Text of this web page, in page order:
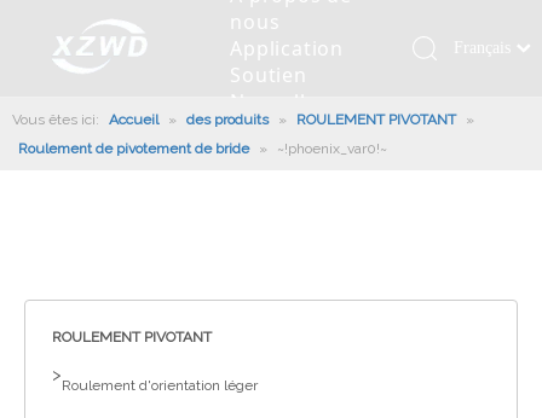
Roulement pivotant
nous
Profil de la société
Équipements de test
Application
Machines d'ingénierie
Robot De Soudage
Soutien
Installation de roulement
Fabrication
Nouvelles
Anneaux de pivotement
Nouvelles de l'industrie
Contactez
nous
Français
românesc
Italiano
Vous êtes ici: Accueil » des produits » ROULEMENT PIVOTANT
»
Roulement de pivotement de bride
» ~!phoenix_var0!~
ROULEMENT PIVOTANT
>
Roulement d'orientation léger